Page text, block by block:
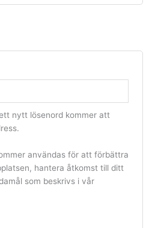
nytt lösenord kommer att
användas för att förbättra
hantera åtkomst till ditt
som beskrivs i vår